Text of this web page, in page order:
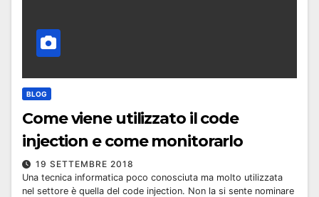
BLOG
Come viene utilizzato il code
injection e come monitorarlo
19 SETTEMBRE 2018
Una tecnica informatica poco conosciuta ma molto utilizzata
nel settore è quella del code injection. Non la si sente nominare